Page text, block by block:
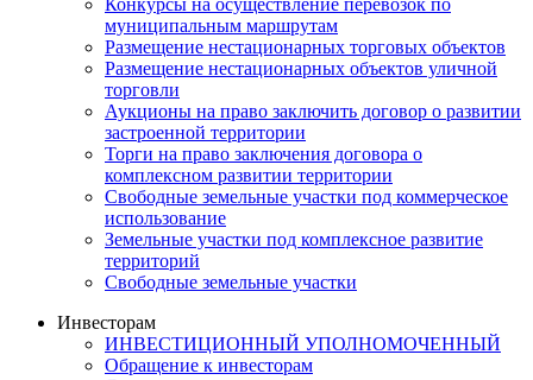
муниципальным маршрутам
Размещение нестационарных торговых объектов
Размещение нестационарных объектов уличной
торговли
Аукционы на право заключить договор о развитии
застроенной территории
Торги на право заключения договора о
комплексном развитии территории
Свободные земельные участки под коммерческое
использование
Земельные участки под комплексное развитие
территорий
Свободные земельные участки
Инвесторам
ИНВЕСТИЦИОННЫЙ УПОЛНОМОЧЕННЫЙ
Обращение к инвесторам